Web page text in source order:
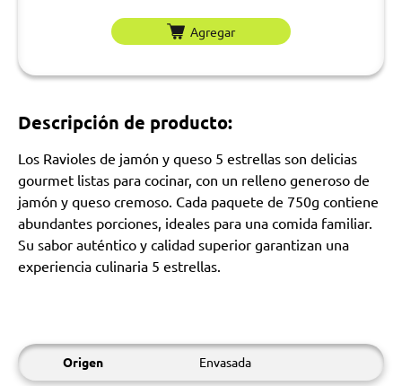
Agregar
Descripción de producto:
Los Ravioles de jamón y queso 5 estrellas son delicias
gourmet listas para cocinar, con un relleno generoso de
jamón y queso cremoso. Cada paquete de 750g contiene
abundantes porciones, ideales para una comida familiar.
Su sabor auténtico y calidad superior garantizan una
experiencia culinaria 5 estrellas.
Origen Envasada